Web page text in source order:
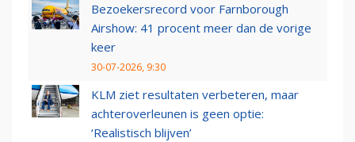
Bezoekersrecord voor Farnborough
Airshow: 41 procent meer dan de vorige
keer
30-07-2026, 9:30
KLM ziet resultaten verbeteren, maar
achteroverleunen is geen optie:
‘Realistisch blijven’